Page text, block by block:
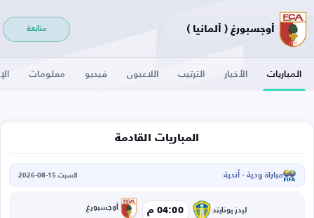
أوجسبورغ ( ألمانيا ) متابعة
المباريات الأخبار الترتيب اللاعبون فيديو معلومات
المباريات القادمة
مباراة ودية - أندية السبت 15-08-2026
ليدز يونايتد 04:00 م أوجسبورغ